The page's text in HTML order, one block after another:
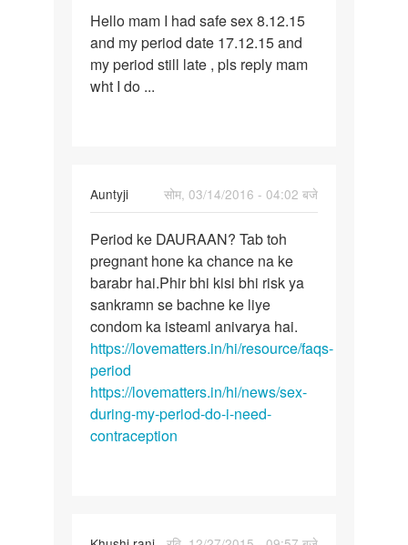
Hello
mam
I
had
Hello mam I had safe sex 8.12.15
and my period date 17.12.15 and
my period still late , pls reply mam
wht I do ...
Auntyji
सोम, 03/14/2016 - 04:02 बजे
In
reply
to
Mene
piriod
ke
tisre
din
kiya
by
raj
Period
ke
DAURAAN?
Tab
toh
Period ke DAURAAN? Tab toh
pregnant hone ka chance na ke
barabr hai.Phir bhi kisi bhi risk ya
sankramn se bachne ke liye
condom ka isteaml anivarya hai.
https://lovematters.in/hi/resource/faqs-
period
https://lovematters.in/hi/news/sex-
during-my-period-do-i-need-
contraception